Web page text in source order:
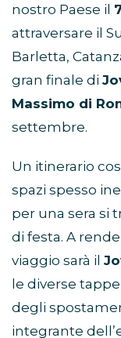
nostro Paese il
attraversare il
Barletta,
gran finale di
Massimo di
settembre.
Un itinerario
spazi spesso
per una sera si
di festa. A
viaggio sarà il
le diverse
degli
integrante